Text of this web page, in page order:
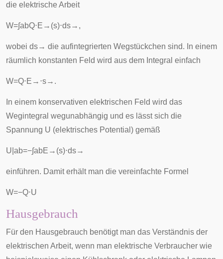
die elektrische Arbeit
W=∫abQ⋅E → (s)⋅ds→ ,
wobei ds→ die aufintegrierten Wegstückchen sind. In einem
räumlich konstanten Feld wird aus dem Integral einfach
W=Q⋅E → ⋅s→ .
In einem konservativen elektrischen Feld wird das
Wegintegral wegunabhängig und es lässt sich die
Spannung U (elektrisches Potential) gemäß
U ab=−∫abE → (s)⋅ds→
einführen. Damit erhält man die vereinfachte Formel
W=−Q⋅U
Hausgebrauch
Für den Hausgebrauch benötigt man das Verständnis der
elektrischen Arbeit, wenn man elektrische Verbraucher wie